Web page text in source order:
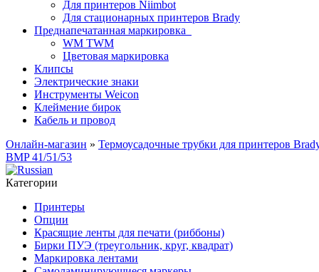
Для принтеров Niimbot
Для стационарных принтеров Brady
Преднапечатанная маркировка
WM TWM
Цветовая маркировка
Клипсы
Электрические знаки
Инструменты Weicon
Клеймение бирок
Кабель и провод
Онлайн-магазин » Термоусадочные трубки для принтеров
BMP 41/51/53
Категории
Принтеры
Опции
Красящие ленты для печати (риббоны)
Бирки ПУЭ (треугольник, круг, квадрат)
Маркировка лентами